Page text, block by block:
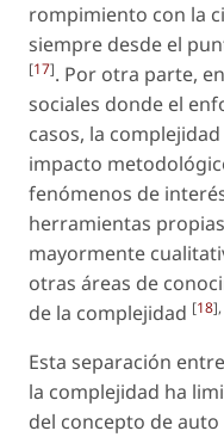
rompimiento con la
siempre desde el
[17]. Por otra parte,
sociales donde el
casos, la
impacto
fenómenos de
herramientas
mayormente
otras áreas de
de la complejidad [18
Esta separación
la complejidad ha
del concepto de